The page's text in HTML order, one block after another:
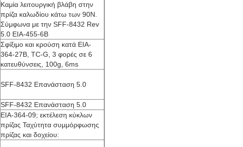
Καμία λειτουργική βλάβη στην
πρίζα καλωδίου κάτω των 90N.
Σύμφωνα με την SFF-8432 Rev
5.0 EIA-455-6B
Σφίξιμο και κρούση κατά EIA-
364-27B, TC-G, 3 φορές σε 6
κατευθύνσεις, 100g, 6ms
SFF-8432 Επανάσταση 5.0
SFF-8432 Επανάσταση 5.0
ΕΙΑ-364-09; εκτέλεση κύκλων
πρίζας Ταχύτητα συμμόρφωσης
πρίζας και δοχείου: